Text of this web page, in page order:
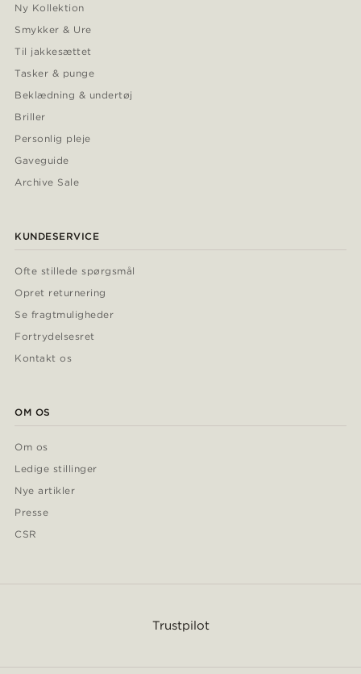
Ny Kollektion
Smykker & Ure
Til jakkesættet
Tasker & punge
Beklædning & undertøj
Briller
Personlig pleje
Gaveguide
Archive Sale
KUNDESERVICE
Ofte stillede spørgsmål
Opret returnering
Se fragtmuligheder
Fortrydelsesret
Kontakt os
OM OS
Om os
Ledige stillinger
Nye artikler
Presse
CSR
Trustpilot